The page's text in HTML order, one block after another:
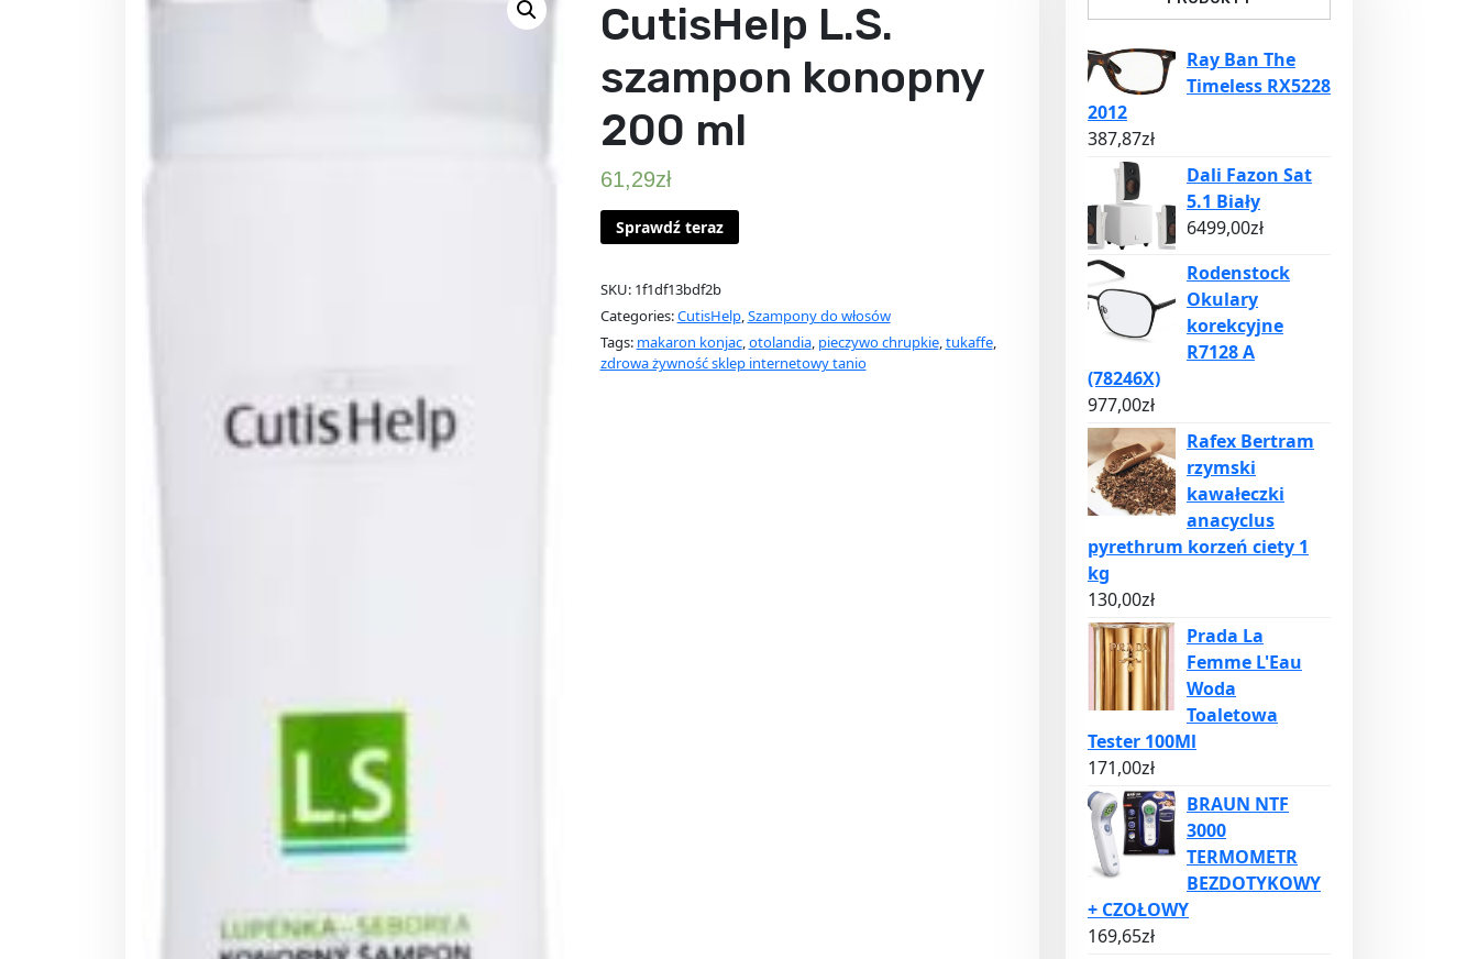
CutisHelp L.S.
szampon konopny
200 ml
61,29zł
Sprawdź teraz
SKU: 1f1df13bdf2b
Categories:CutisHelp,Szampony do włosów
Tags: makaron konjac,otolandia, pieczywo chrupkie,tukaffe,
zdrowa żywność sklep internetowy tanio
Ray Ban The
Timeless RX5228
2012
387,87zł
Dali Fazon Sat
5.1 Biały
6499,00zł
Rodenstock
Okulary
korekcyjne
R7128 A
(78246X)
977,00zł
Rafex Bertram
rzymski
kawałeczki
anacyclus
pyrethrum korzeń ciety 1
kg
130,00zł
Prada La
Femme L'Eau
Woda
Toaletowa
Tester 100Ml
171,00zł
BRAUN NTF
3000
TERMOMETR
BEZDOTYKOWY
+ CZOŁOWY
169,65zł